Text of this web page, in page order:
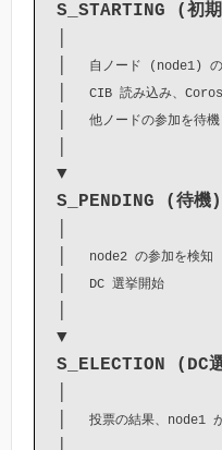
S_STARTING (初
自ノード (node1)
CIB 読み込み、
他ノードの参加を待機
S_PENDING (待機)
node2 の参加を検知
DC 選挙開始
S_ELECTION (DC
投票の結果、node1